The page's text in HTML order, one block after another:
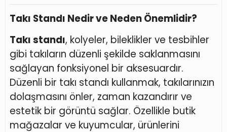
Takı Standı Nedir ve Neden Önemlidir?
Takı standı, kolyeler, bileklikler ve tesbihler
gibi takıların düzenli şekilde saklanmasını
sağlayan fonksiyonel bir aksesuardır.
Düzenli bir takı standı kullanmak, takılarınızın
dolaşmasını önler, zaman kazandırır ve
estetik bir görüntü sağlar. Özellikle butik
mağazalar ve kuyumcular, ürünlerini